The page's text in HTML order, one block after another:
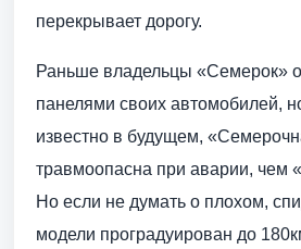
перекрывает дорогу.
Раньше владельцы «Семерок»
панелями своих автомобилей,
известно в будущем,
травмоопасна при аварии, чем
Но если не думать о плохом,
модели проградуирован до